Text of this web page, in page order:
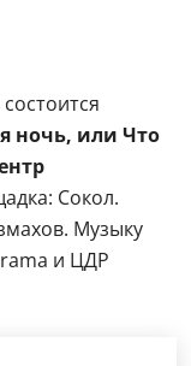
ночь, или Что
Сокол.
Музыку
и ЦДР